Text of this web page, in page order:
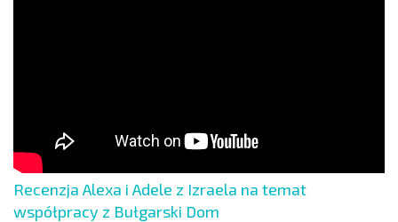
Recenzja Alexa i Adele z Izraela na temat
współpracy z Bułgarski Dom